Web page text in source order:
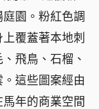
園。粉紅色調
覆蓋著本地刺
飛鳥、石榴、
這些圖案經由
年的商業空間